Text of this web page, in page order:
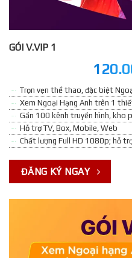
GÓI V.VIP 1
Trọn vẹn thể thao, đặc biệt
Xem Ngoại Hạng Anh trên 1
Gần 100 kênh truyền hình, kho
Hỗ trợ TV, Box, Mobile, Web
Chất lượng Full HD 1080p; hỗ
ĐĂNG KÝ NGAY